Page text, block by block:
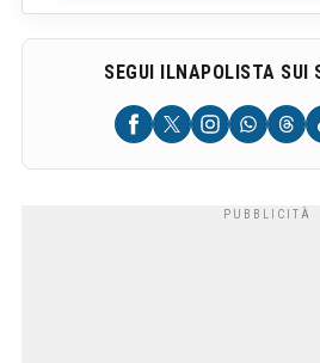
SEGUI ILNAPOLISTA SUI